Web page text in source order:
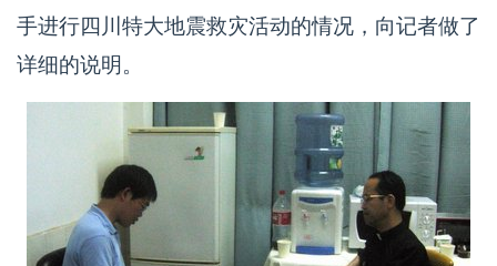
手进行四川特大地震救灾活动的情况，向记者做了
详细的说明。